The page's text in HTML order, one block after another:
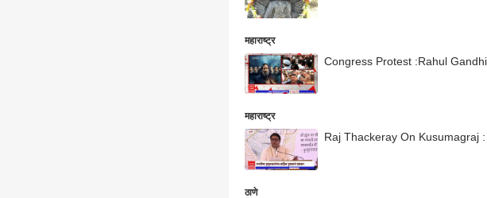
महाराष्ट्र
Congress Protest :Rahul Gandhi
महाराष्ट्र
Raj Thackeray On Kusumagraj :
ठाणे